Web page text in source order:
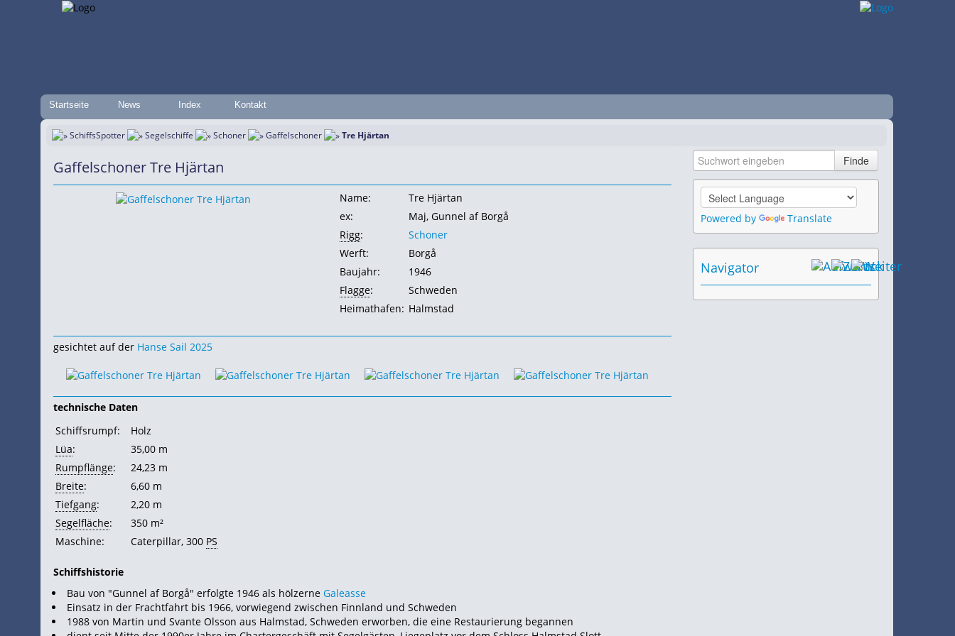
Startseite News Index Kontakt
SchiffsSpotter Segelschiffe Schoner Gaffelschoner Tre Hjärtan
Gaffelschoner Tre Hjärtan
Name:
Tre Hjärtan
ex:
Maj, Gunnel af Borgå
Rigg:
Schoner
Werft:
Borgå
Baujahr:
1946
Flagge:
Schweden
Heimathafen: Halmstad
gesichtet auf der Hanse Sail 2025
technische Daten
Schiffsrumpf:
Holz
Lüa:
35,00 m
Rumpflänge:
24,23 m
Breite:
6,60 m
Tiefgang:
2,20 m
Segelfläche:
350 m²
Maschine:
Caterpillar, 300 PS
Schiffshistorie
Bau von "Gunnel af Borgå" erfolgte 1946 als hölzerne Galeasse
Einsatz in der Frachtfahrt bis 1966, vorwiegend zwischen Finnland und Schweden
1988 von Martin und Svante Olsson aus Halmstad, Schweden erworben, die eine Restaurierung begannen
Powered by Translate
Navigator